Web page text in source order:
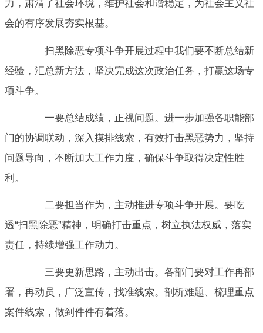
力，肃清了社会环境，维护社会和谐稳定，为社会主义社
会的有序发展夯实根基。
扫黑除恶专项斗争开展过程中我们要不断总结新
经验，汇总新方法，坚决完成这次政治任务，打赢这场专
项斗争。
一要总结成绩，正视问题。进一步加强各职能部
门的协调联动，深入摸排线索，有效打击黑恶势力，坚持
问题导向，不断加大工作力度，确保斗争取得决定性胜
利。
二要担当作为，主动推进专项斗争开展。要吃
透“扫黑除恶”精神，明确打击重点，树立执法权威，落实
责任，持续增强工作动力。
三要更新思路，主动出击。各部门要对工作再部
署，再动员，广泛宣传，找准线索。剖析难题、梳理重点
案件线索，做到件件有着落。